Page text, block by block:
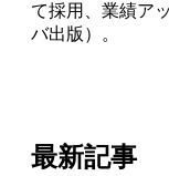
て採用、業績ア
バ出版）。
最新記事